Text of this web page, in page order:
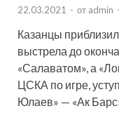
22.03.2021 - от admin -
Казанцы
выстрела до
«Салаватом», а
ЦСКА по игре,
Юлаев» — «Ак